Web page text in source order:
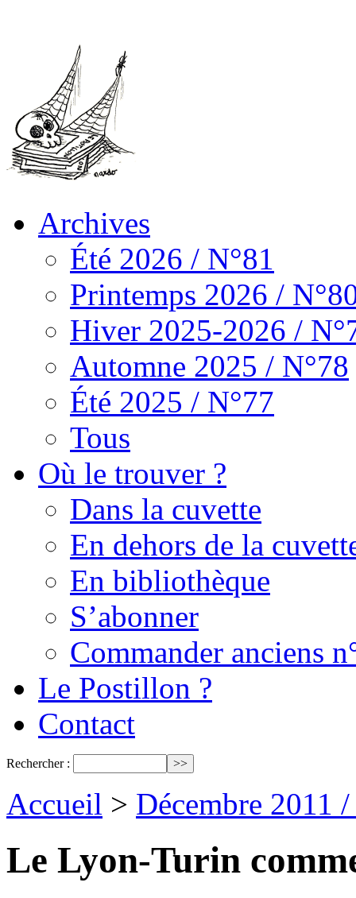
Archives
Été 2026 / N°81
Printemps 2026 /
Hiver 2025-2026 /
Automne 2025 / N°78
Été 2025 / N°77
Tous
Où le trouver ?
Dans la cuvette
En dehors de la
En bibliothèque
S’abonner
Commander anciens
Le Postillon ?
Contact
Rechercher :
Accueil > Décembre 2011
Le Lyon-Turin